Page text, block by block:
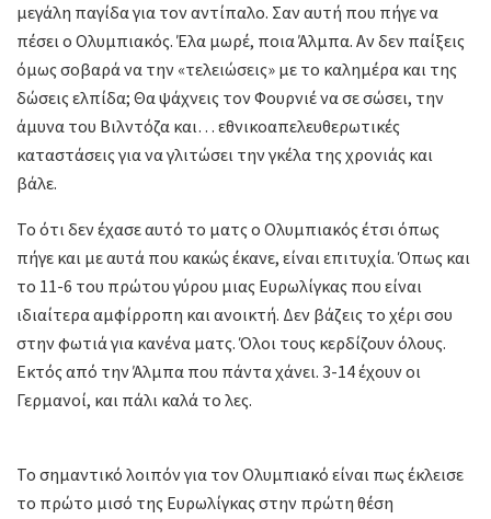
μεγάλη παγίδα για τον αντίπαλο. Σαν αυτή που πήγε να
πέσει ο Ολυμπιακός. Έλα μωρέ, ποια Άλμπα. Αν δεν παίξεις
όμως σοβαρά να την «τελειώσεις» με το καλημέρα και της
δώσεις ελπίδα; Θα ψάχνεις τον Φουρνιέ να σε σώσει, την
άμυνα του Βιλντόζα και… εθνικοαπελευθερωτικές
καταστάσεις για να γλιτώσει την γκέλα της χρονιάς και
βάλε.
Το ότι δεν έχασε αυτό το ματς ο Ολυμπιακός έτσι όπως
πήγε και με αυτά που κακώς έκανε, είναι επιτυχία. Όπως και
το 11-6 του πρώτου γύρου μιας Ευρωλίγκας που είναι
ιδιαίτερα αμφίρροπη και ανοικτή. Δεν βάζεις το χέρι σου
στην φωτιά για κανένα ματς. Όλοι τους κερδίζουν όλους.
Εκτός από την Άλμπα που πάντα χάνει. 3-14 έχουν οι
Γερμανοί, και πάλι καλά το λες.
Το σημαντικό λοιπόν για τον Ολυμπιακό είναι πως έκλεισε
το πρώτο μισό της Ευρωλίγκας στην πρώτη θέση